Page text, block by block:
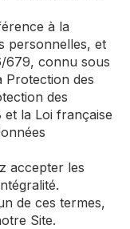
à la
personnelles, et
679, connu sous
Protection des
des
et la Loi française
accepter les
de ces termes,
Site.